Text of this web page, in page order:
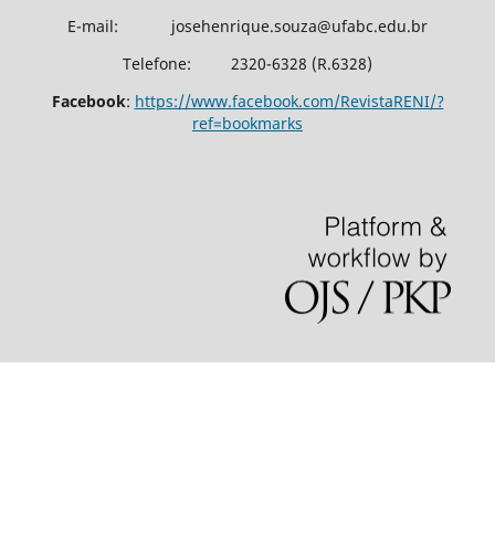
E-mail: josehenrique.souza@ufabc.edu.br
Telefone: 2320-6328 (R.6328)
Facebook: https://www.facebook.com/RevistaRENI/?
ref=bookmarks